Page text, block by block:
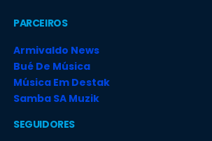
PARCEIROS
Armivaldo News
Bué De Música
Música Em Destak
Samba SA Muzik
SEGUIDORES